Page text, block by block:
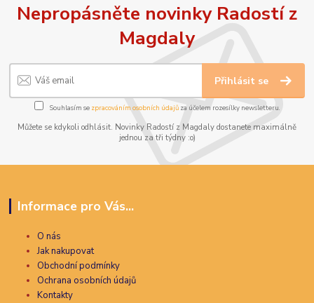
Nepropásněte novinky Radostí z
Magdaly
Přihlásit se
Souhlasím se zpracováním osobních údajůza účelem rozesílky newsletteru.
Můžete se kdykoli odhlásit. Novinky Radostí z Magdaly dostanete maximálně
jednou za tři týdny :o)
Informace pro Vás...
O nás
Jak nakupovat
Obchodní podmínky
Ochrana osobních údajů
Kontakty